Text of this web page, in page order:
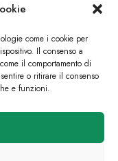
come i cookie per
Il consenso a
il comportamento di
o ritirare il consenso
e funzioni.